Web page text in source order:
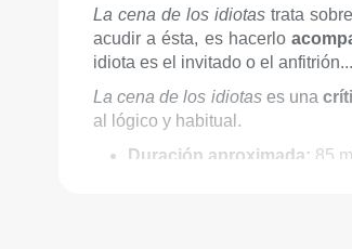
La cena de los idiotas trata
acudir a ésta, es hacerlo
idiota es el invitado o el anfitrión...
La cena de los idiotases una
al lógico y habitual.
Duración aproximada: 85